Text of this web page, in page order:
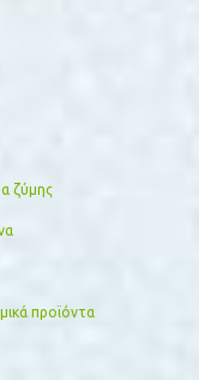
ζύμης
προϊόντα